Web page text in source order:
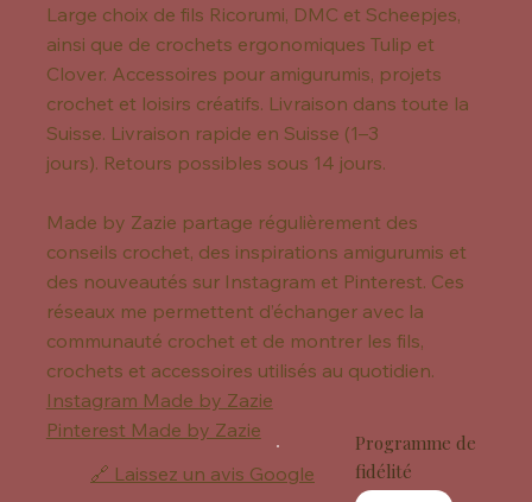
Large choix de fils Ricorumi, DMC et Scheepjes,
ainsi que de crochets ergonomiques Tulip et
Clover. Accessoires pour amigurumis, projets
crochet et loisirs créatifs. Livraison dans toute la
Suisse. Livraison rapide en Suisse (1–3
jours). Retours possibles sous 14 jours.
Made by Zazie partage régulièrement des
conseils crochet, des inspirations amigurumis et
des nouveautés sur Instagram et Pinterest. Ces
réseaux me permettent d’échanger avec la
communauté crochet et de montrer les fils,
crochets et accessoires utilisés au quotidien.
Instagram Made by Zazie
Pinterest Made by Zazie
🔗 Laissez un avis Google
Programme de
fidélité